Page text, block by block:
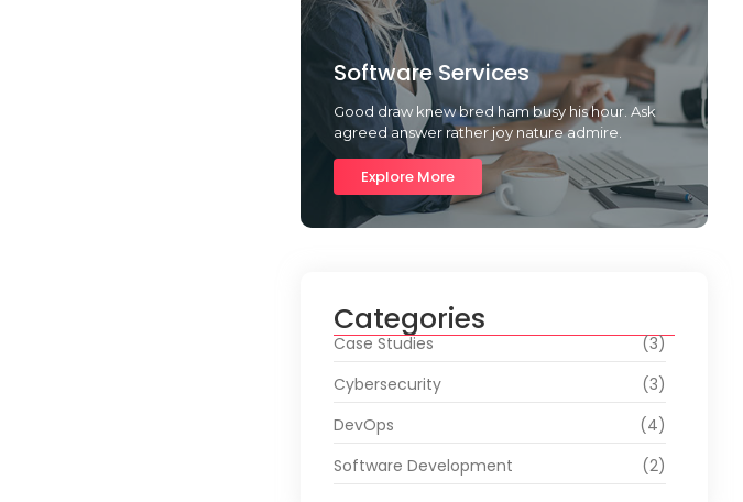
Software Services
Good draw knew bred ham busy his hour. Ask
agreed answer rather joy nature admire.
Explore More
Categories
Case Studies
(3)
Cybersecurity
(3)
DevOps
(4)
Software Development
(2)